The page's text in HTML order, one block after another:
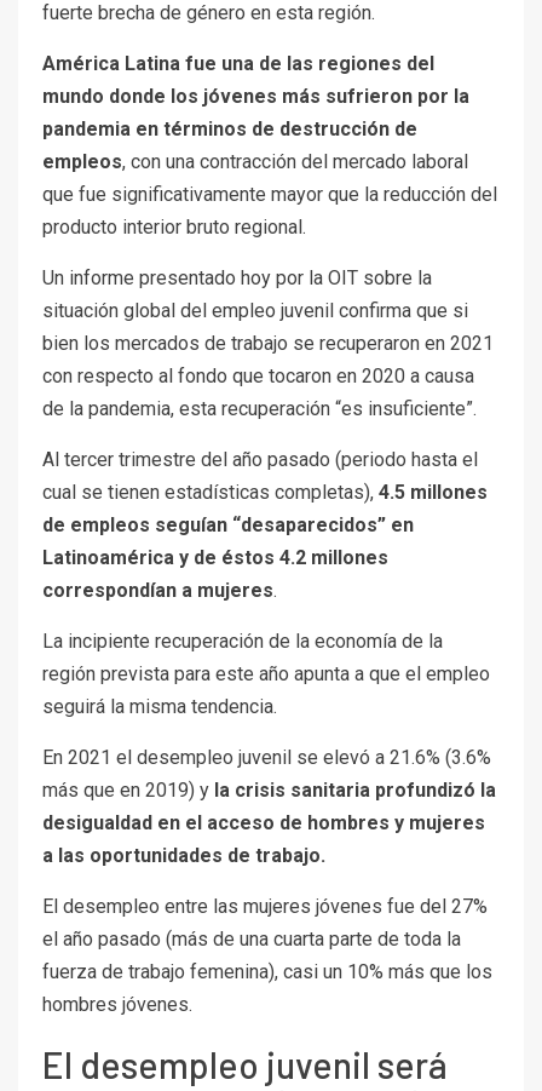
fuerte brecha de género en esta región.
América Latina fue una de las regiones del
mundo donde los jóvenes más sufrieron por la
pandemia en términos de destrucción de
empleos, con una contracción del mercado laboral
que fue significativamente mayor que la reducción del
producto interior bruto regional.
Un informe presentado hoy por la OIT sobre la
situación global del empleo juvenil confirma que si
bien los mercados de trabajo se recuperaron en 2021
con respecto al fondo que tocaron en 2020 a causa
de la pandemia, esta recuperación “es insuficiente”.
Al tercer trimestre del año pasado (periodo hasta el
cual se tienen estadísticas completas), 4.5 millones
de empleos seguían “desaparecidos” en
Latinoamérica y de éstos 4.2 millones
correspondían a mujeres.
La incipiente recuperación de la economía de la
región prevista para este año apunta a que el empleo
seguirá la misma tendencia.
En 2021 el desempleo juvenil se elevó a 21.6% (3.6%
más que en 2019) y la crisis sanitaria profundizó la
desigualdad en el acceso de hombres y mujeres
a las oportunidades de trabajo.
El desempleo entre las mujeres jóvenes fue del 27%
el año pasado (más de una cuarta parte de toda la
fuerza de trabajo femenina), casi un 10% más que los
hombres jóvenes.
El desempleo juvenil será